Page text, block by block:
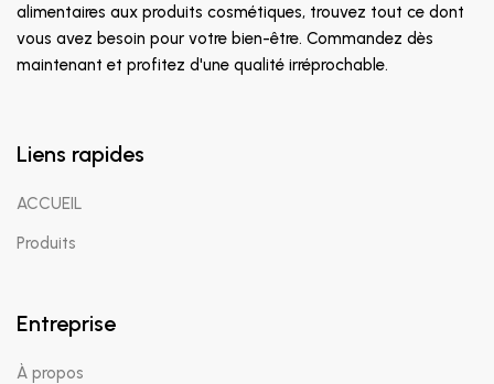
alimentaires aux produits cosmétiques, trouvez tout ce dont
vous avez besoin pour votre bien-être. Commandez dès
maintenant et profitez d'une qualité irréprochable.
Liens rapides
ACCUEIL
Produits
Entreprise
À propos